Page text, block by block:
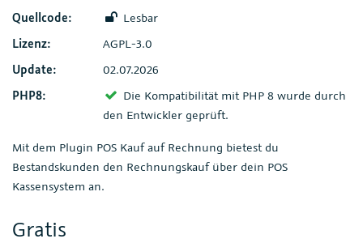
Quellcode:
Lesbar
Lizenz:
AGPL-3.0
Update:
02.07.2026
PHP8:
Die Kompatibilität mit PHP 8 wurde durch
den Entwickler geprüft.
Mit dem Plugin POS Kauf auf Rechnung bietest du
Bestandskunden den Rechnungskauf über dein POS
Kassensystem an.
Gratis